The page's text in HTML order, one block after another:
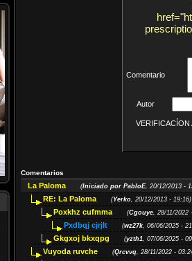
Comentario
Autor
VERIFICACÍON
Comentarios
La Paloma (Iniciado por PabloE, 20/12/2013 -
RE: La Paloma (Yerko, 20/12/2013 - 19:16)
Poxkhz cufmma (Cgouye, 28/11/2022
Pxdbqj cjrjlt (wz27k, 06/06/2025 -
Gkgxoj bkxqpg (yzth1, 07/06/2025 -
Vuyoda ruvche (Qrcvvq, 28/11/2022 -